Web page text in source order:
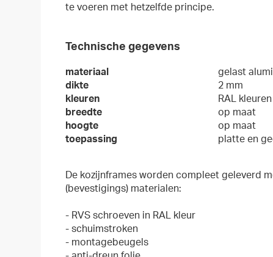
te voeren met hetzelfde principe.
Technische gegevens
materiaal
gelast
dikte
2 mm
kleuren
RAL
breedte
op maat
hoogte
op maat
toepassing
platte en
De kozijnframes worden compleet geleverd
(bevestigings) materialen:
- RVS schroeven in RAL kleur
- schuimstroken
- montagebeugels